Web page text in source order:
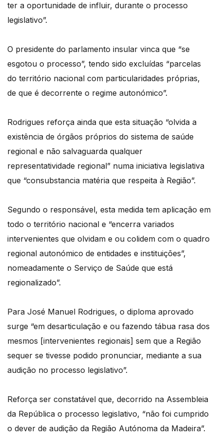
ter a oportunidade de influir, durante o processo
legislativo”.
O presidente do parlamento insular vinca que “se
esgotou o processo”, tendo sido excluídas “parcelas
do território nacional com particularidades próprias,
de que é decorrente o regime autonómico”.
Rodrigues reforça ainda que esta situação “olvida a
existência de órgãos próprios do sistema de saúde
regional e não salvaguarda qualquer
representatividade regional” numa iniciativa legislativa
que “consubstancia matéria que respeita à Região”.
Segundo o responsável, esta medida tem aplicação em
todo o território nacional e “encerra variados
intervenientes que olvidam e ou colidem com o quadro
regional autonómico de entidades e instituições”,
nomeadamente o Serviço de Saúde que está
regionalizado”.
Para José Manuel Rodrigues, o diploma aprovado
surge “em desarticulação e ou fazendo tábua rasa dos
mesmos [intervenientes regionais] sem que a Região
sequer se tivesse podido pronunciar, mediante a sua
audição no processo legislativo”.
Reforça ser constatável que, decorrido na Assembleia
da República o processo legislativo, “não foi cumprido
o dever de audição da Região Autónoma da Madeira”.